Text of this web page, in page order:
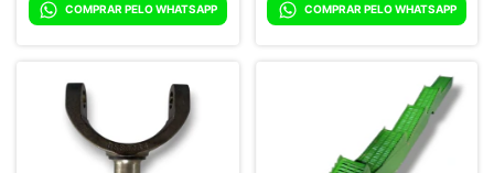
COMPRAR PELO WHATSAPP COMPRAR PELO WHATSAPP